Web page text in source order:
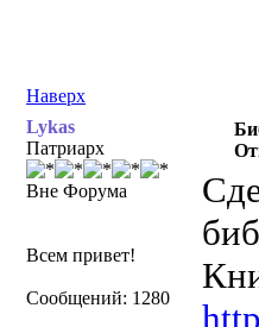
Наверх
Lykas
Патриарх
Вне Форума
Всем привет!
Сообщений: 1280